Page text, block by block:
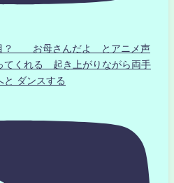
目？ お母さんだよ とアニメ声
てくれる 起き上がりながら両手
ダンスする